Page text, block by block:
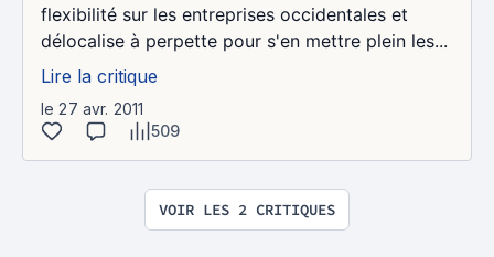
flexibilité sur les entreprises occidentales et
délocalise à perpette pour s'en mettre plein les...
Lire la critique
le 27 avr. 2011
509
VOIR LES 2 CRITIQUES